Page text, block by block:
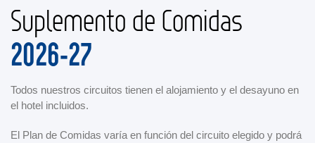
Suplemento de Comidas
2026-27
Todos nuestros circuitos tienen el alojamiento y el desayuno en
el hotel incluidos.
El Plan de Comidas varía en función del circuito elegido y podrá